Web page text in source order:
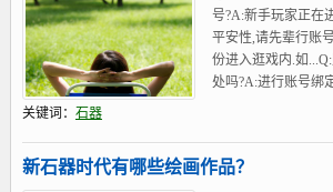
号?A:新手玩家正在
平安性,请先辈行账
份进入逛戏内.如
处吗?A:进行账号绑
关键词： 石器
新石器时代有哪些绘画作品？